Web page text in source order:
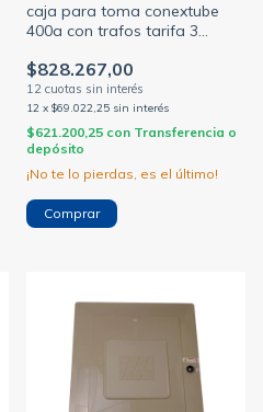
caja para toma conextube
400a con trafos tarifa 3
$828.267,00
12 x $69.022,25 sin interés
$621.200,25 con Transferencia o
depósito
¡No te lo pierdas, es el último!